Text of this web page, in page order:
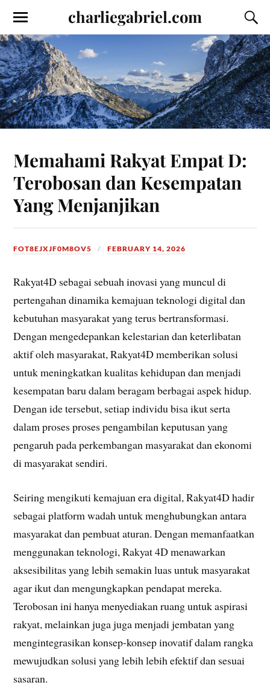
charliegabriel.com
Memahami Rakyat Empat D:
Terobosan dan Kesempatan
Yang Menjanjikan
FOT8EJXJF0M8OV5 FEBRUARY 14, 2026
Rakyat4D sebagai sebuah inovasi yang muncul di
pertengahan dinamika kemajuan teknologi digital dan
kebutuhan masyarakat yang terus bertransformasi.
Dengan mengedepankan kelestarian dan keterlibatan
aktif oleh masyarakat, Rakyat4D memberikan solusi
untuk meningkatkan kualitas kehidupan dan menjadi
kesempatan baru dalam beragam berbagai aspek hidup.
Dengan ide tersebut, setiap individu bisa ikut serta
dalam proses proses pengambilan keputusan yang
pengaruh pada perkembangan masyarakat dan ekonomi
di masyarakat sendiri.
Seiring mengikuti kemajuan era digital, Rakyat4D hadir
sebagai platform wadah untuk menghubungkan antara
masyarakat dan pembuat aturan. Dengan memanfaatkan
menggunakan teknologi, Rakyat 4D menawarkan
aksesibilitas yang lebih semakin luas untuk masyarakat
agar ikut dan mengungkapkan pendapat mereka.
Terobosan ini hanya menyediakan ruang untuk aspirasi
rakyat, melainkan juga juga menjadi jembatan yang
mengintegrasikan konsep-konsep inovatif dalam rangka
mewujudkan solusi yang lebih lebih efektif dan sesuai
sasaran.